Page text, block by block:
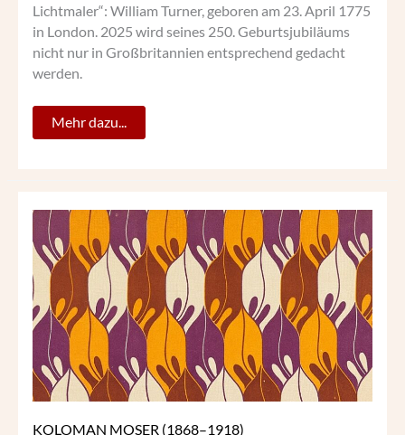
Lichtmaler“: William Turner, geboren am 23. April 1775
in London. 2025 wird seines 250. Geburtsjubiläums
nicht nur in Großbritannien entsprechend gedacht
werden.
Mehr dazu...
KOLOMAN MOSER (1868–1918)
KOLOMAN
MOSER
(1868–
1918)